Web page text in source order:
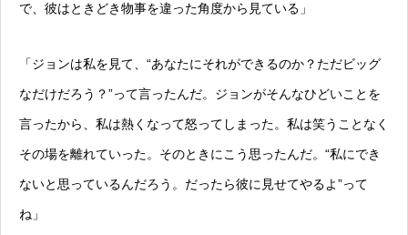
で、彼はときどき物事を違った角度から見ている」
「ジョンは私を見て、“あなたにそれができるのか？ただビッグ
なだけだろう？”って言ったんだ。ジョンがそんなひどいことを
言ったから、私は熱くなって怒ってしまった。私は笑うことなく
その場を離れていった。そのときにこう思ったんだ。“私にでき
ないと思っているんだろう。だったら彼に見せてやるよ”って
ね」